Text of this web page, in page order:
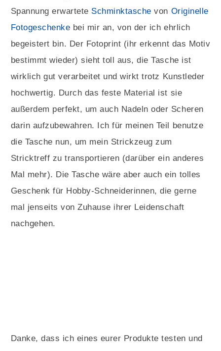
Spannung erwartete Schminktasche von Originelle
Fotogeschenke bei mir an, von der ich ehrlich
begeistert bin. Der Fotoprint (ihr erkennt das Motiv
bestimmt wieder) sieht toll aus, die Tasche ist
wirklich gut verarbeitet und wirkt trotz Kunstleder
hochwertig. Durch das feste Material ist sie
außerdem perfekt, um auch Nadeln oder Scheren
darin aufzubewahren. Ich für meinen Teil benutze
die Tasche nun, um mein Strickzeug zum
Stricktreff zu transportieren (darüber ein anderes
Mal mehr). Die Tasche wäre aber auch ein tolles
Geschenk für Hobby-Schneiderinnen, die gerne
mal jenseits von Zuhause ihrer Leidenschaft
nachgehen.
Danke, dass ich eines eurer Produkte testen und